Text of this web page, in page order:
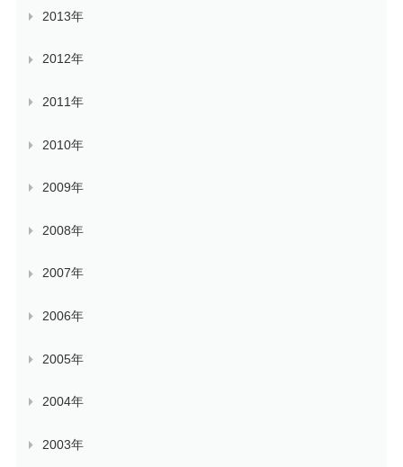
2013年
2012年
2011年
2010年
2009年
2008年
2007年
2006年
2005年
2004年
2003年